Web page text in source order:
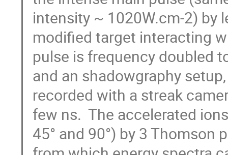
intensity ~ 1020W.cm-2) by
modified target interacting
pulse is frequency doubled
and an shadowgraphy
recorded with a streak
few ns. The accelerated
45° and 90°) by 3 Thomson